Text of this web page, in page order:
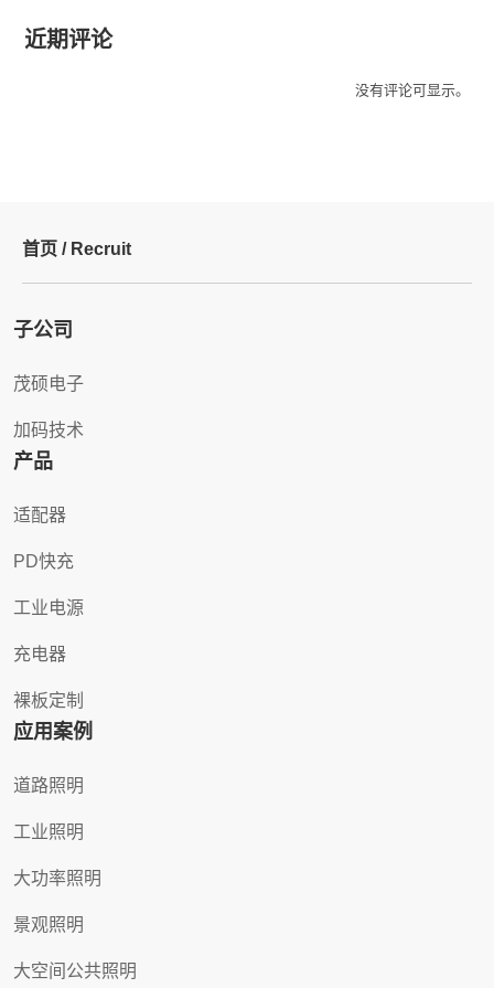
近期评论
没有评论可显示。
首页 / Recruit
子公司
茂硕电子
加码技术
产品
适配器
PD快充
工业电源
充电器
裸板定制
应用案例
道路照明
工业照明
大功率照明
景观照明
大空间公共照明